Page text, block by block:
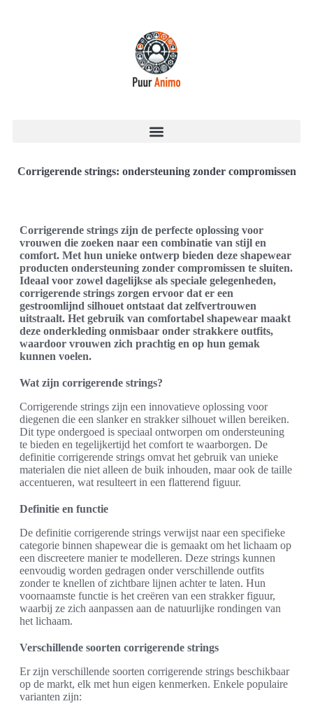
Corrigerende strings: ondersteuning zonder compromissen
Corrigerende strings zijn de perfecte oplossing voor
vrouwen die zoeken naar een combinatie van stijl en
comfort. Met hun unieke ontwerp bieden deze shapewear
producten ondersteuning zonder compromissen te sluiten.
Ideaal voor zowel dagelijkse als speciale gelegenheden,
corrigerende strings zorgen ervoor dat er een
gestroomlijnd silhouet ontstaat dat zelfvertrouwen
uitstraalt. Het gebruik van comfortabel shapewear maakt
deze onderkleding onmisbaar onder strakkere outfits,
waardoor vrouwen zich prachtig en op hun gemak
kunnen voelen.
Wat zijn corrigerende strings?
Corrigerende strings zijn een innovatieve oplossing voor
diegenen die een slanker en strakker silhouet willen bereiken.
Dit type ondergoed is speciaal ontworpen om ondersteuning
te bieden en tegelijkertijd het comfort te waarborgen. De
definitie corrigerende strings omvat het gebruik van unieke
materialen die niet alleen de buik inhouden, maar ook de taille
accentueren, wat resulteert in een flatterend figuur.
Definitie en functie
De definitie corrigerende strings verwijst naar een specifieke
categorie binnen shapewear die is gemaakt om het lichaam op
een discreetere manier te modelleren. Deze strings kunnen
eenvoudig worden gedragen onder verschillende outfits
zonder te knellen of zichtbare lijnen achter te laten. Hun
voornaamste functie is het creëren van een strakker figuur,
waarbij ze zich aanpassen aan de natuurlijke rondingen van
het lichaam.
Verschillende soorten corrigerende strings
Er zijn verschillende soorten corrigerende strings beschikbaar
op de markt, elk met hun eigen kenmerken. Enkele populaire
varianten zijn: